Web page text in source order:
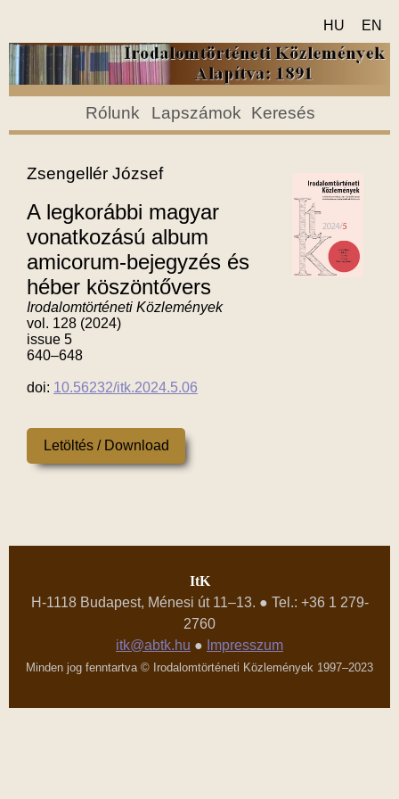
HU EN
Rólunk Lapszámok Keresés
Zsengellér József
A legkorábbi magyar
vonatkozású album
amicorum-bejegyzés és
héber köszöntővers
Irodalomtörténeti Közlemények
vol. 128 (2024)
issue 5
640–648
doi: 10.56232/itk.2024.5.06
Letöltés / Download
ItK
H-1118 Budapest, Ménesi út 11–13. ● Tel.: +36 1 279-
2760
itk@abtk.hu ● Impresszum
Minden jog fenntartva © Irodalomtörténeti Közlemények 1997–2023